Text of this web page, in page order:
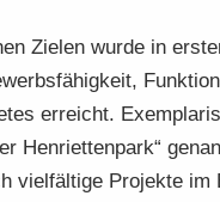
Zie­len wurde in
er­reicht.
Hen­ri­et­ten­park“
viel­fäl­ti­ge Pro­jek­te im